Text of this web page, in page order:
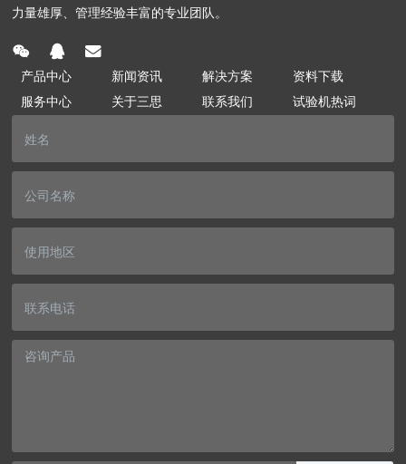
力量雄厚、管理经验丰富的专业团队。
产品中心 新闻资讯 解决方案
资料下载
服务中心
关于三思 联系我们 试验机热词